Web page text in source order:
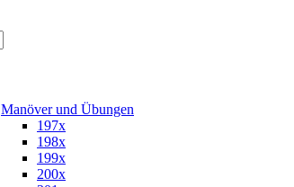
Manöver und Übungen
197x
198x
199x
200x